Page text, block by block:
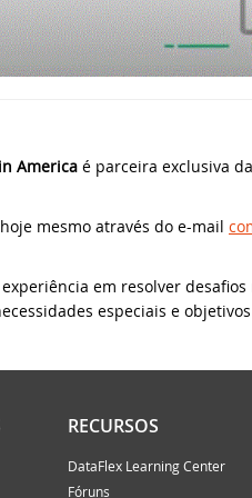
America é parceira exclusiva da
mesmo através do e-mail
em resolver
especiais e
RECURSOS
DataFlex Learning Center
Fóruns